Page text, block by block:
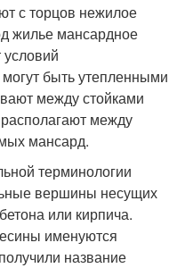
с торцов нежилое
жилье мансардное
условий
быть утепленными
между стойками
между
мансард.
терминологии
вершины несущих
или кирпича.
именуются
название